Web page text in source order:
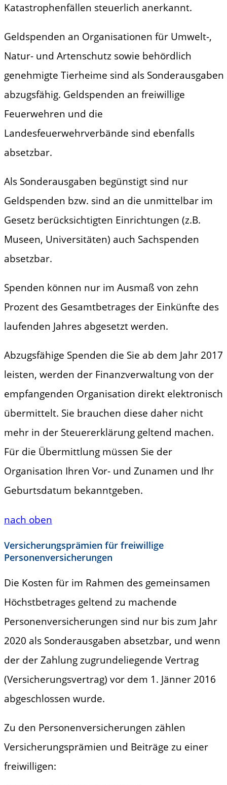
Katastrophenfällen steuerlich anerkannt.
Geldspenden an Organisationen für Umwelt-,
Natur- und Artenschutz sowie behördlich
genehmigte Tierheime sind als Sonderausgaben
abzugsfähig. Geldspenden an freiwillige
Feuerwehren und die
Landesfeuerwehrverbände sind ebenfalls
absetzbar.
Als Sonderausgaben begünstigt sind nur
Geldspenden bzw. sind an die unmittelbar im
Gesetz berücksichtigten Einrichtungen (z.B.
Museen, Universitäten) auch Sachspenden
absetzbar.
Spenden können nur im Ausmaß von zehn
Prozent des Gesamtbetrages der Einkünfte des
laufenden Jahres abgesetzt werden.
Abzugsfähige Spenden die Sie ab dem Jahr 2017
leisten, werden der Finanzverwaltung von der
empfangenden Organisation direkt elektronisch
übermittelt. Sie brauchen diese daher nicht
mehr in der Steuererklärung geltend machen.
Für die Übermittlung müssen Sie der
Organisation Ihren Vor- und Zunamen und Ihr
Geburtsdatum bekanntgeben.
nach oben
Versicherungsprämien für freiwillige
Personenversicherungen
Die Kosten für im Rahmen des gemeinsamen
Höchstbetrages geltend zu machende
Personenversicherungen sind nur bis zum Jahr
2020 als Sonderausgaben absetzbar, und wenn
der der Zahlung zugrundeliegende Vertrag
(Versicherungsvertrag) vor dem 1. Jänner 2016
abgeschlossen wurde.
Zu den Personenversicherungen zählen
Versicherungsprämien und Beiträge zu einer
freiwilligen: